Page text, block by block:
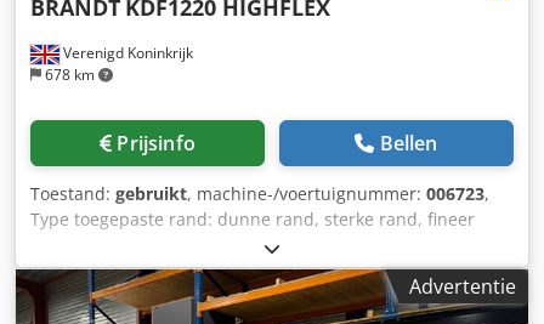
Verenigd Koninkrijk
678 km
BRANDT KDF1220 HIGHFLEX
Prijsinfo Bellen
Toestand: gebruikt, machine-/voertuignummer: 006723,
Type toegepaste rand: dunne rand, sterke rand, fineer
Hechtsysteem: EVA Voegen frezen: ja Multifunctionele
eenheid: ja Max. Rijsnelheid: 11 m/min Dksdoq A I Aaepfx
Ac Nsr
Advertentie